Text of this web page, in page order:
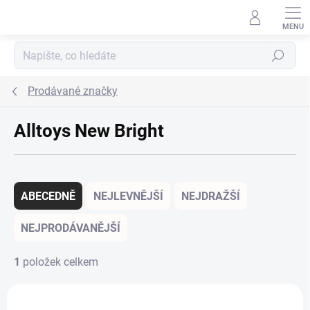
Hledat
Prodávané značky
Alltoys New Bright
ABECEDNĚ NEJLEVNĚJŠÍ NEJDRAŽŠÍ
NEJPRODÁVANĚJŠÍ
1 položek celkem